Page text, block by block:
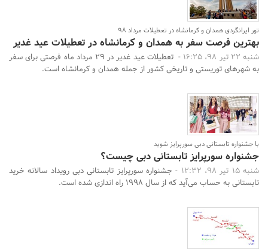
تور ایرانگردی همدان و کرمانشاه در تعطیلات مرداد 98
بهترین فرصت سفر به همدان و کرمانشاه در تعطیلات عید غدیر
شنبه 22 تیر 98، 16:25 -
تعطیلات عید غدیر در 29 مرداد ماه فرصتی برای سفر
به شهرهای توریستی و تاریخی کشور از جمله همدان و کرمانشاه است.
با جشنواره تابستانی دبی سورپرایز شوید
جشنواره سورپرایز تابستانی دبی چیست؟
شنبه 15 تیر 98، 12:32 -
جشنواره سورپرایز تابستانی دبی رویداد سالانه خرید
تابستانی به حساب می‌آید که از سال 1998 راه اندازی شده است.